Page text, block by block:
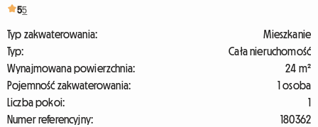
55
Typ zakwaterowania:
Mieszkanie
Typ:
Cała nieruchomość
Wynajmowana powierzchnia:
24 m²
Pojemność zakwaterowania:
1 osoba
Liczba pokoi:
1
Numer referencyjny:
180362